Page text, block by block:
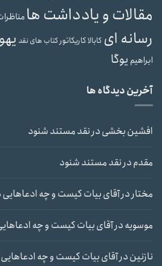
مقالات و یادداشت ها
رسانه ای کابالاکاریکاتور کتاب های نقد
ابراهیم یوگا
آخرین دیدگاه ها
افشین بخشیدرنقد مستند شنود
مقدمدرنقد مستند شنود
مختاردرآقای بیات کیست و چه ادعاهایی
موسویهدرآقای بیات کیست و چه
نازنیندرآقای بیات کیست و چه ادعاهایی